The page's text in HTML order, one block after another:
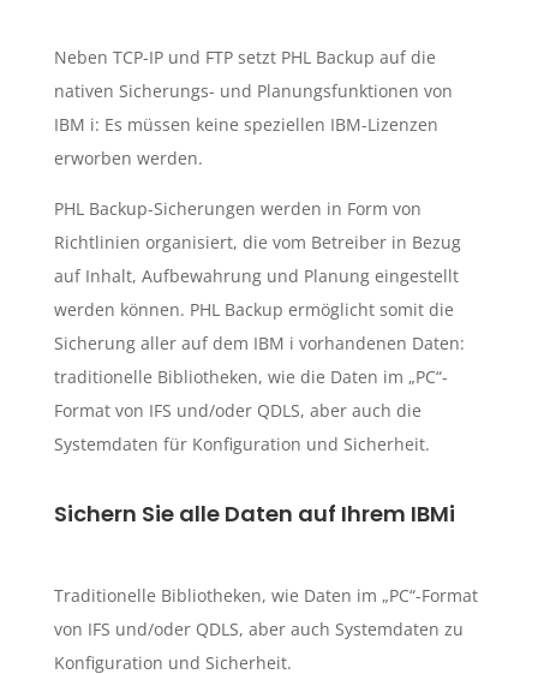
Neben TCP-IP und FTP setzt PHL Backup auf die
nativen Sicherungs- und Planungsfunktionen von
IBM i: Es müssen keine speziellen IBM-Lizenzen
erworben werden.
PHL Backup-Sicherungen werden in Form von
Richtlinien organisiert, die vom Betreiber in Bezug
auf Inhalt, Aufbewahrung und Planung eingestellt
werden können. PHL Backup ermöglicht somit die
Sicherung aller auf dem IBM i vorhandenen Daten:
traditionelle Bibliotheken, wie die Daten im „PC“-
Format von IFS und/oder QDLS, aber auch die
Systemdaten für Konfiguration und Sicherheit.
Sichern Sie alle Daten auf Ihrem IBMi
Traditionelle Bibliotheken, wie Daten im „PC“-Format
von IFS und/oder QDLS, aber auch Systemdaten zu
Konfiguration und Sicherheit.